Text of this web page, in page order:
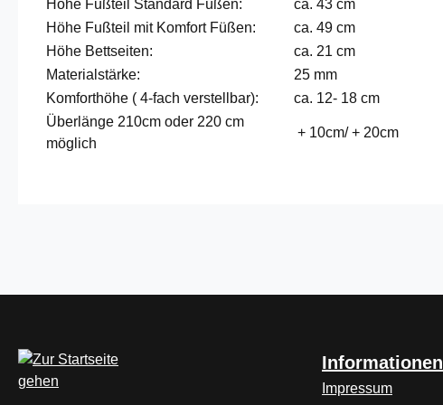
Höhe Fußteil Standard Füßen:
ca. 43 cm
Höhe Fußteil mit Komfort Füßen:
ca. 49 cm
Höhe Bettseiten:
ca. 21 cm
Materialstärke:
25 mm
Komforthöhe ( 4-fach verstellbar):
ca. 12- 18 cm
Überlänge 210cm oder 220 cm
möglich
+ 10cm/ + 20cm
Informationen
Impressum